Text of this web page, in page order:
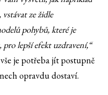
ze židle
pohybů, které je
lepší efekt uzdravení,“
je potřeba jít postupně
opravdu dostaví.